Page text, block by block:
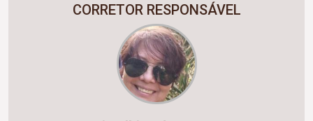
CORRETOR RESPONSÁVEL